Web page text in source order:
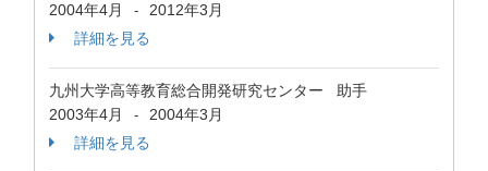
2004年4月
-
2012年3月
詳細を見る
九州大学高等教育総合開発研究センター 助手
2003年4月
-
2004年3月
詳細を見る